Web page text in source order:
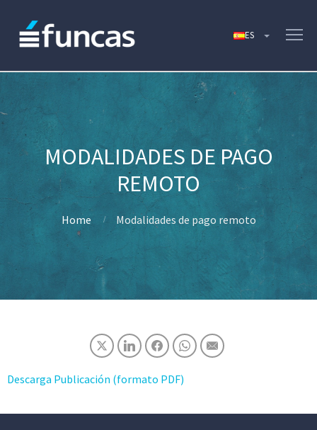
MODALIDADES DE PAGO
REMOTO
Home Modalidades de pago remoto
Descarga Publicación (formato PDF)